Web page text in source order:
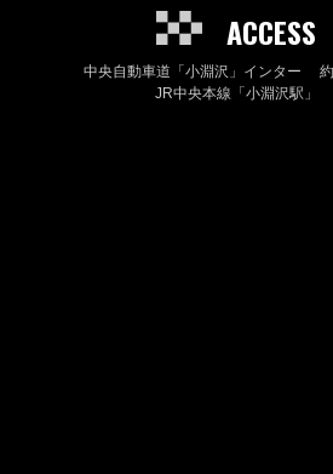
ACCESS
中央自動車道「小淵沢」インター 約
JR中央本線「小淵沢駅」